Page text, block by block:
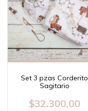
Set 3 pzas Corderito
Sagitario
$32.300,00